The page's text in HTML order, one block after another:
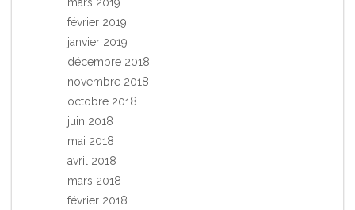
février 2019
janvier 2019
décembre 2018
novembre 2018
octobre 2018
juin 2018
mai 2018
avril 2018
mars 2018
février 2018